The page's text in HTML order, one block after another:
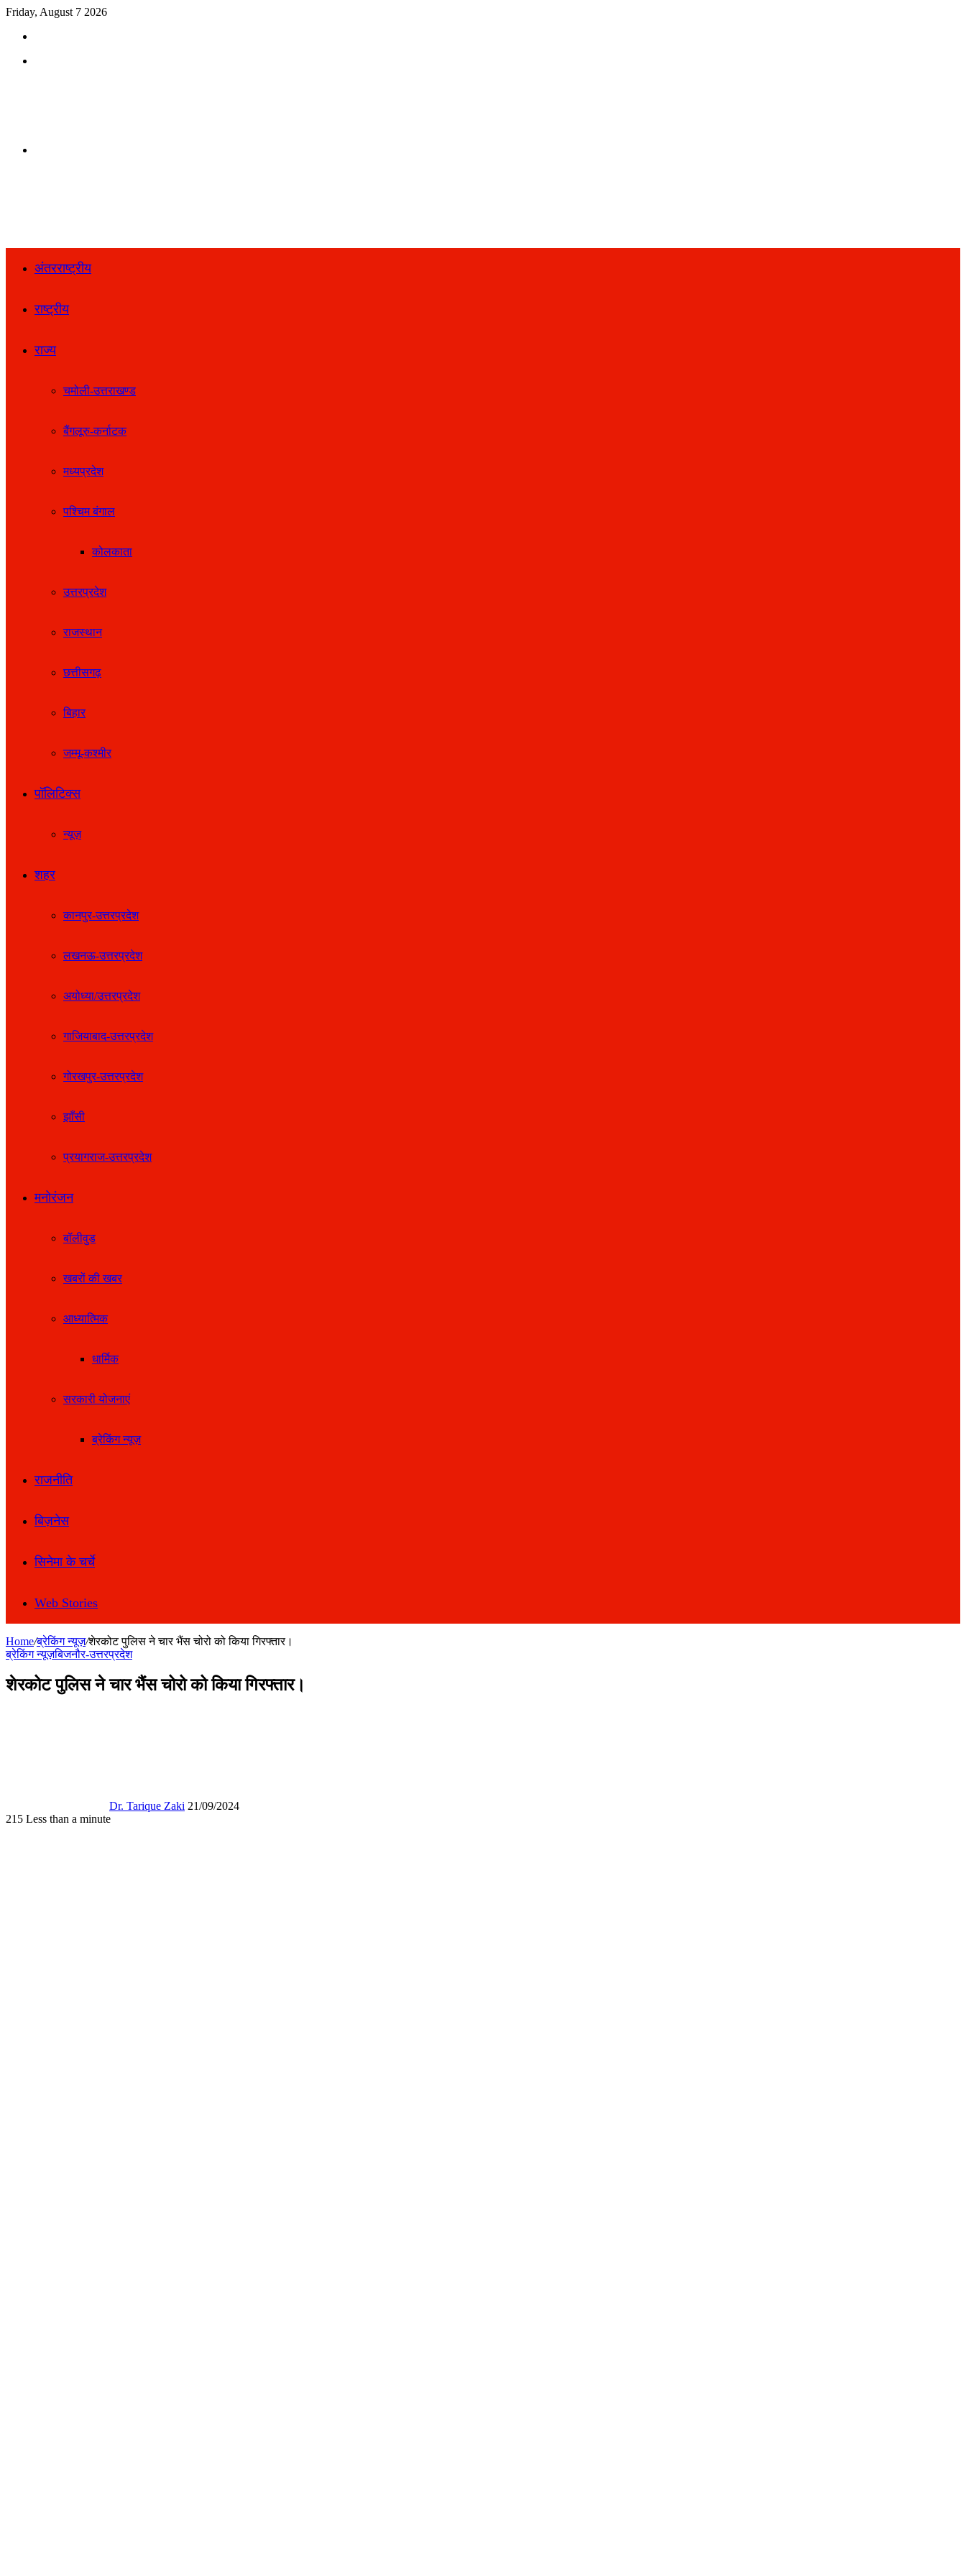
Friday, August 7 2026
अंतरराष्ट्रीय
राष्ट्रीय
राज्य
चमोली-उत्तराखण्ड
बैंगलूरु-कर्नाटक
मध्यप्रदेश
पश्चिम बंगाल
कोलकाता
उत्तरप्रदेश
राजस्थान
छत्तीसगढ़
बिहार
जम्मू-कश्मीर
पॉलिटिक्स
न्यूज़
शहर
कानपुर-उत्तरप्रदेश
लखनऊ-उत्तरप्रदेश
अयोध्या/उत्तरप्रदेश
गाजियाबाद-उत्तरप्रदेश
गोरखपुर-उत्तरप्रदेश
झाँसी
प्रयागराज-उत्तरप्रदेश
मनोरंजन
बॉलीवुड
खबरों की खबर
आध्यात्मिक
धार्मिक
सरकारी योजनाएं
ब्रेकिंग न्यूज़
राजनीति
बिज़नेस
सिनेमा के चर्चे
Web Stories
Home/ब्रेकिंग न्यूज़/शेरकोट पुलिस ने चार भैंस चोरो को किया गिरफ्तार।
ब्रेकिंग न्यूज़बिजनौर-उत्तरप्रदेश
शेरकोट पुलिस ने चार भैंस चोरो को किया गिरफ्तार।
Dr. Tarique Zaki 21/09/2024
215 Less than a minute